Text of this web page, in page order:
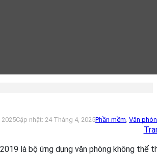
Cập nhật: 24 Tháng 4, 2025Phần mềm, Văn
là bộ ứng dụng văn phòng không thể